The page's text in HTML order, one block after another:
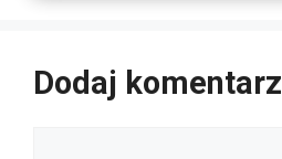
Dodaj komentarz